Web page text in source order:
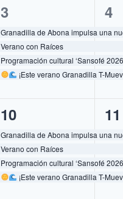
4
eventos,
3
Granadilla de Abona impulsa una
Verano con Raíces
Programación cultural ‘Sansofé
¡Este verano Granadilla T-
4
4
4
eventos,
10
Granadilla de Abona impulsa una
Verano con Raíces
Programación cultural ‘Sansofé
¡Este verano Granadilla T-
4
11